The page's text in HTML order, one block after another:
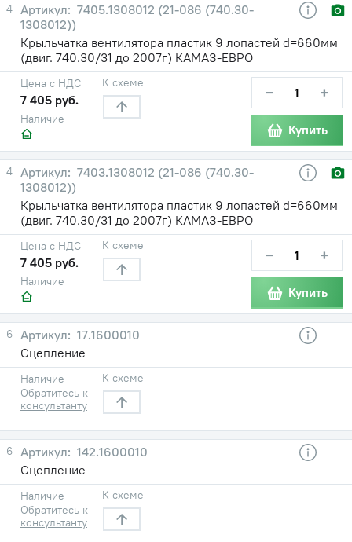
4
7405.1308012 (21-086 (740.30-
1308012))
Крыльчатка вентилятора пластик 9 лопастей d=660мм
(двиг. 740.30/31 до 2007г) КАМАЗ-ЕВРО
Наличие
Цена с НДС
7 405 руб.
К схеме − +
Купить
4
7403.1308012 (21-086 (740.30-
1308012))
Крыльчатка вентилятора пластик 9 лопастей d=660мм
(двиг. 740.30/31 до 2007г) КАМАЗ-ЕВРО
Наличие
Цена с НДС
7 405 руб.
К схеме − +
Купить
6
17.1600010
Сцепление
Наличие
Обратитесь к
консультанту
К схеме
6
142.1600010
Сцепление
Наличие
Обратитесь к
консультанту
К схеме